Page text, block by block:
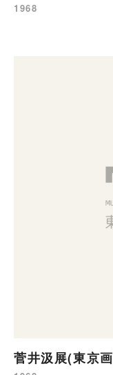
1968
菅井汲展(東京